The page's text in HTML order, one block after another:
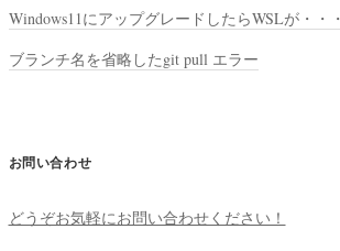
Windows11にアップグレードしたらWSLが・・・
ブランチ名を省略したgit pull エラー
お問い合わせ
どうぞお気軽にお問い合わせください！